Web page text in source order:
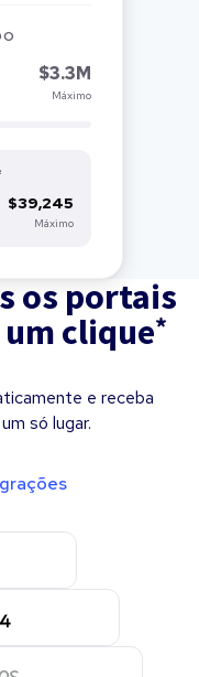
$3.3M
Máximo
$39,245
Máximo
os portais
clique*
e receba
só lugar.